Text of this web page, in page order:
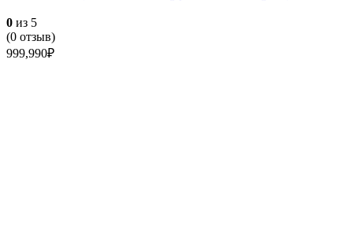
0 из 5
(0 отзыв)
999,990₽